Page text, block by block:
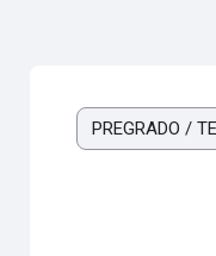
Categorías